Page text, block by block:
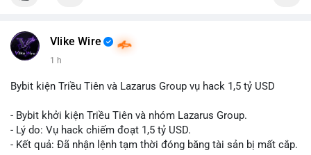
Vlike Wire
1 h
Bybit kiện Triều Tiên và Lazarus Group vụ hack 1,5 tỷ USD
- Bybit khởi kiện Triều Tiên và nhóm Lazarus Group.
- Lý do: Vụ hack chiếm đoạt 1,5 tỷ USD.
- Kết quả: Đã nhận lệnh tạm thời đóng băng tài sản bị mất cắp.